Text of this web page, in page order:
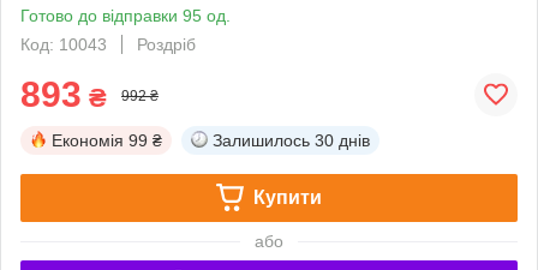
Готово до відправки 95 од.
Код: 10043
Роздріб
893 ₴ 992 ₴
Економія 99 ₴ Залишилось 30 днів
Купити
або